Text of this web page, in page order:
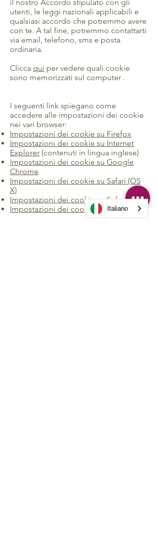
il nostro Accordo stipulato con gli
utenti, le leggi nazionali applicabili e
qualsiasi accordo che potremmo avere
con te. A tal fine, potremmo contattarti
via email, telefono, sms e posta
ordinaria.
Clicca qui per vedere quali cookie
sono memorizzati sul computer .
I seguenti link spiegano come
accedere alle impostazioni dei cookie
nei vari browser:
Impostazioni dei cookie su Firefox
Impostazioni dei cookie su Internet
Explorer (contenuti in lingua inglese)
Impostazioni dei cookie su Google
Chrome
Impostazioni dei cookie su Safari (OS
X)
Impostazioni dei cookie su Safari (iOS)
Impostazioni dei cookie su Android
Italiano